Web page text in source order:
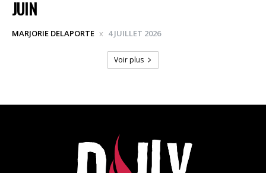
JUIN
MARJORIE DELAPORTE 4 JUILLET 2026
Voir plus